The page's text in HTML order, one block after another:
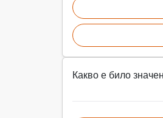
Какво е било